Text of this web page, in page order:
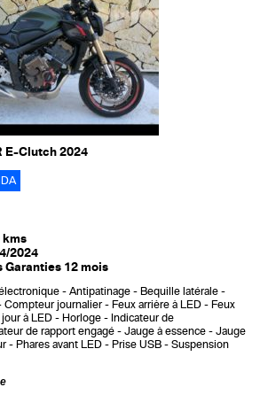
E-Clutch 2024
kms
2024
Garanties 12 mois
Antipatinage
Bequille latérale
Compteur journalier Feux arrière à LED
Feux
jour à LED Horloge
Indicateur de
de rapport engagé Jauge à essence
Jauge
Phares avant LED Prise USB
Suspension